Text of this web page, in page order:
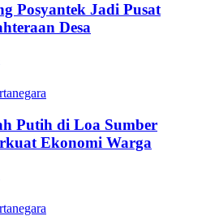
Posyantek Jadi Pusat
Desa
Putih di Loa Sumber
Ekonomi Warga